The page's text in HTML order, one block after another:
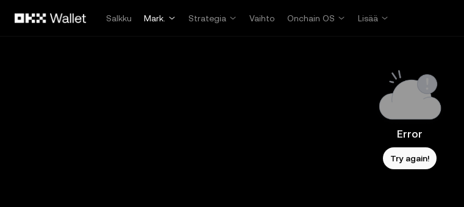
Salkku
Mark. Strategia Vaihto Onchain OS Lisää
Error
Try again!